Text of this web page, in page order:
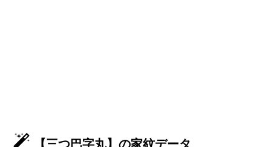
【三つ巴字丸】の家紋データ